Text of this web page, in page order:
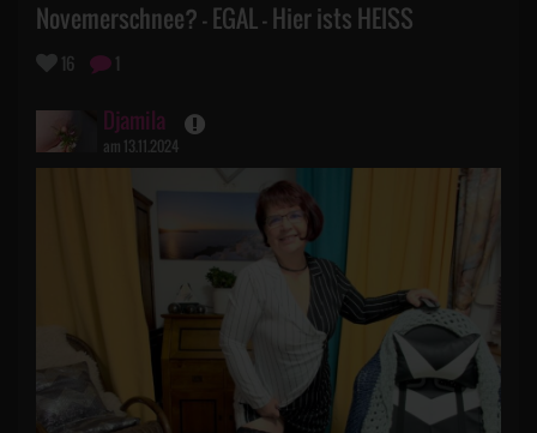
Novemerschnee? - EGAL - Hier ists HEISS
16 1
Djamila
am 13.11.2024